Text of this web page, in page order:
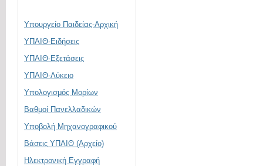
Υπουργείο Παιδείας-Αρχική
ΥΠΑΙΘ-Ειδήσεις
ΥΠΑΙΘ-Εξετάσεις
ΥΠΑΙΘ-Λύκειο
Υπολογισμός Μορίων
Βαθμοί Πανελλαδικών
Υποβολή Μηχανογραφικού
Βάσεις ΥΠΑΙΘ (Αρχείο)
Ηλεκτρονική Eγγραφή